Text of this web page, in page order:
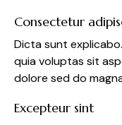
Consectetur
Dicta sunt
quia voluptas sit
dolore sed do
Excepteur sint